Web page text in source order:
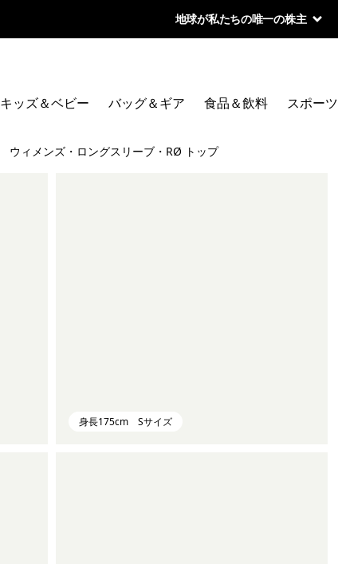
地球が私たちの唯一の株主
キッズ＆ベビー バッグ＆ギア 食品＆飲料 スポーツ
ウィメンズ・ロングスリーブ・RØ トップ
身長175cm Sサイズ